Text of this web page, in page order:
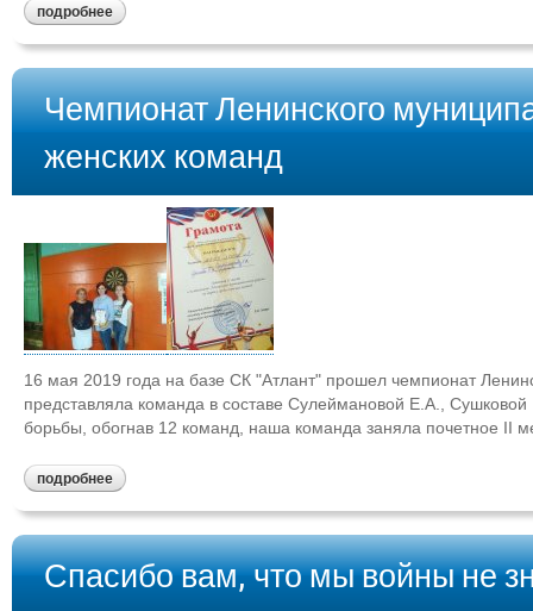
подробнее
Чемпионат Ленинского
женских команд
16 мая 2019 года на базе СК "Атлант" прошел чемпионат
представляла команда в составе Сулеймановой Е.А.,
борьбы, обогнав 12 команд, наша команда заняла почетное II
подробнее
Спасибо вам, что мы войны не